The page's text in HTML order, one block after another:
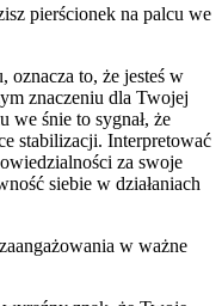
pierścionek na palcu we
oznacza to, że jesteś w
znaczeniu dla Twojej
we śnie to sygnał, że
stabilizacji. Interpretować
za swoje
siebie w działaniach
w ważne